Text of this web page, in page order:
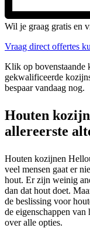
Wil je graag gratis en
Vraag direct offertes
Klik op bovenstaande
gekwalificeerde
bespaar vandaag nog.
Houten
allereerste
Houten kozijnen
veel mensen gaat er
hout. Er zijn weinig
dan dat hout doet.
de beslissing voor
de eigenschappen
over alle opties.